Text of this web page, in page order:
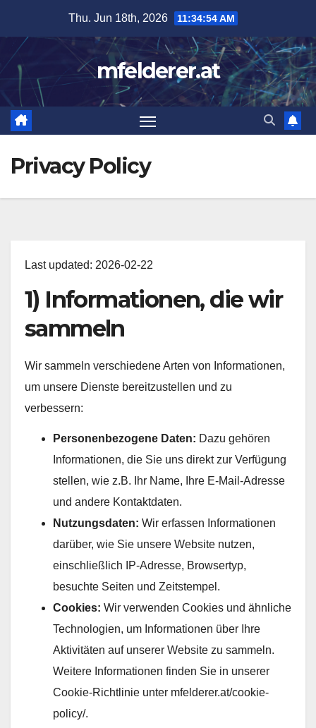
content
Thu. Jun 18th, 2026 11:34:55 AM
mfelderer.at
Privacy Policy
Last updated: 2026-02-22
1) Informationen, die wir
sammeln
Wir sammeln verschiedene Arten von Informationen,
um unsere Dienste bereitzustellen und zu
verbessern:
Personenbezogene Daten: Dazu gehören
Informationen, die Sie uns direkt zur Verfügung
stellen, wie z.B. Ihr Name, Ihre E-Mail-Adresse
und andere Kontaktdaten.
Nutzungsdaten: Wir erfassen Informationen
darüber, wie Sie unsere Website nutzen,
einschließlich IP-Adresse, Browsertyp,
besuchte Seiten und Zeitstempel.
Cookies: Wir verwenden Cookies und ähnliche
Technologien, um Informationen über Ihre
Aktivitäten auf unserer Website zu sammeln.
Weitere Informationen finden Sie in unserer
Cookie-Richtlinie unter mfelderer.at/cookie-
policy/.